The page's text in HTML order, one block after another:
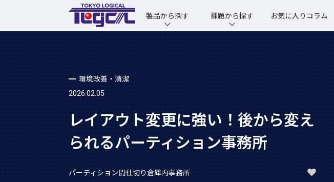
製品から探す 課題から探す お気に入りコラム
環境改善・清潔
2026.02.05
レイアウト変更に強い！後から変え
られるパーティション事務所
パーティション間仕切り倉庫内事務所